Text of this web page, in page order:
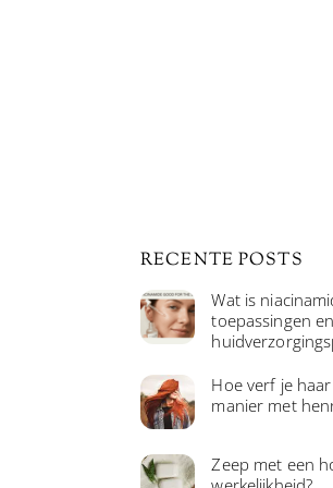
RECENTE POSTS
Wat is
toepassingen
Hoe verf je
manier met
Zeep met een